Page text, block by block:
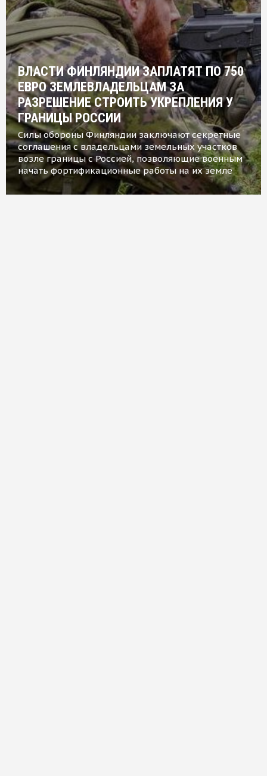
ВЛАСТИ ФИНЛЯНДИИ ЗАПЛАТЯТ ПО 750
ЕВРО ЗЕМЛЕВЛАДЕЛЬЦАМ ЗА
РАЗРЕШЕНИЕ СТРОИТЬ УКРЕПЛЕНИЯ У
ГРАНИЦЫ РОССИИ
Силы обороны Финляндии заключают секретные
соглашения с владельцами земельных участков
возле границы с Россией, позволяющие военным
начать фортификационные работы на их земле